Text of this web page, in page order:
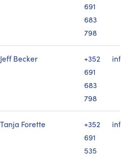
691
683
798
Jeff Becker
+352
691
683
798
Tanja Forette
+352
691
535